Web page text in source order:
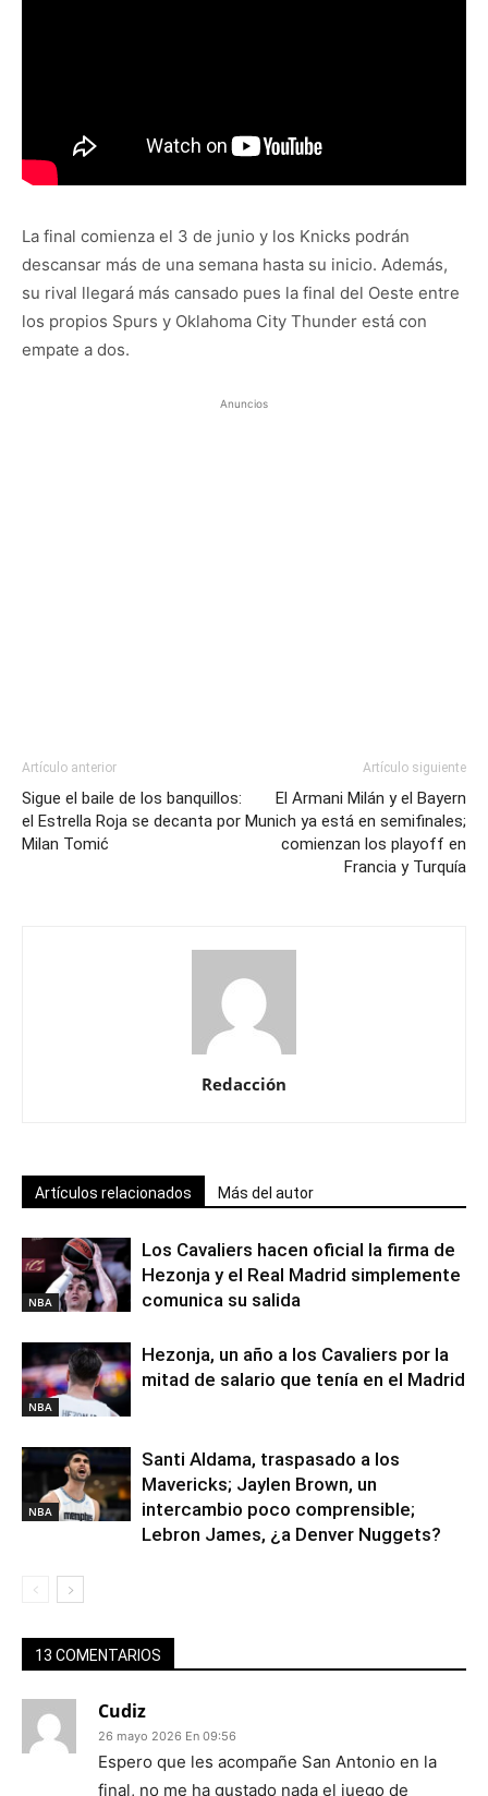
La final comienza el 3 de junio y los Knicks podrán
descansar más de una semana hasta su inicio. Además,
su rival llegará más cansado pues la final del Oeste entre
los propios Spurs y Oklahoma City Thunder está con
empate a dos.
Anuncios
Artículo anterior
Sigue el baile de los banquillos:
el Estrella Roja se decanta por
Milan Tomić
Artículo siguiente
El Armani Milán y el Bayern
Munich ya está en semifinales;
comienzan los playoff en
Francia y Turquía
Redacción
Artículos relacionados Más del autor
NBA
Los Cavaliers hacen oficial la firma de
Hezonja y el Real Madrid simplemente
comunica su salida
NBA
Hezonja, un año a los Cavaliers por la
mitad de salario que tenía en el Madrid
NBA
Santi Aldama, traspasado a los
Mavericks; Jaylen Brown, un
intercambio poco comprensible;
Lebron James, ¿a Denver Nuggets?
13 COMENTARIOS
Cudiz
26 mayo 2026 En 09:56
Espero que les acompañe San Antonio en la
final, no me ha gustado nada el juego de